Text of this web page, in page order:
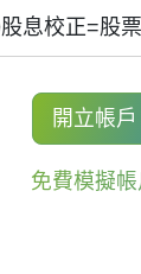
量0.1%起, 美
和Mt4, 最低
續費為8HKD,
息校正=股
多頭的交易者
金額.
股票CFD的股息
開立帳戶
免費模擬帳